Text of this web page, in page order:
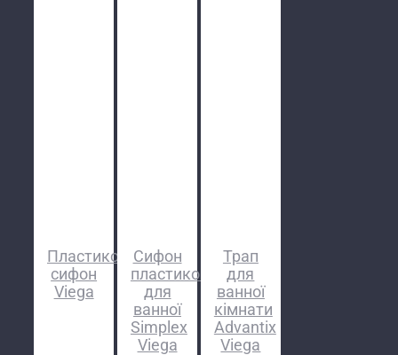
Пластиковий
сифон
Viega
Сифон
пластиковий
для
ванної
Simplex
Viega
Трап
для
ванної
кімнати
Advantix
Viega